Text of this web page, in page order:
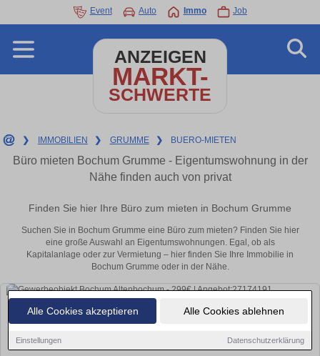
Alle Cookies akzeptieren Alle Cookies ablehnen
Einstellungen Datenschutzerklärung
Event Auto Immo Job
ANZEIGEN
MARKT-
SCHWERTE
❯ IMMOBILIEN ❯ GRUMME ❯ BUERO-MIETEN
Büro mieten Bochum Grumme - Eigentumswohnung in der
Nähe finden auch von privat
Finden Sie hier Ihre Büro zum mieten in Bochum Grumme
Suchen Sie in Bochum Grumme eine Büro zum mieten? Finden Sie hier
eine große Auswahl an Eigentumswohnungen. Egal, ob als
Kapitalanlage oder zur Vermietung – hier finden Sie Ihre Immobilie in
Bochum Grumme oder in der Nähe.